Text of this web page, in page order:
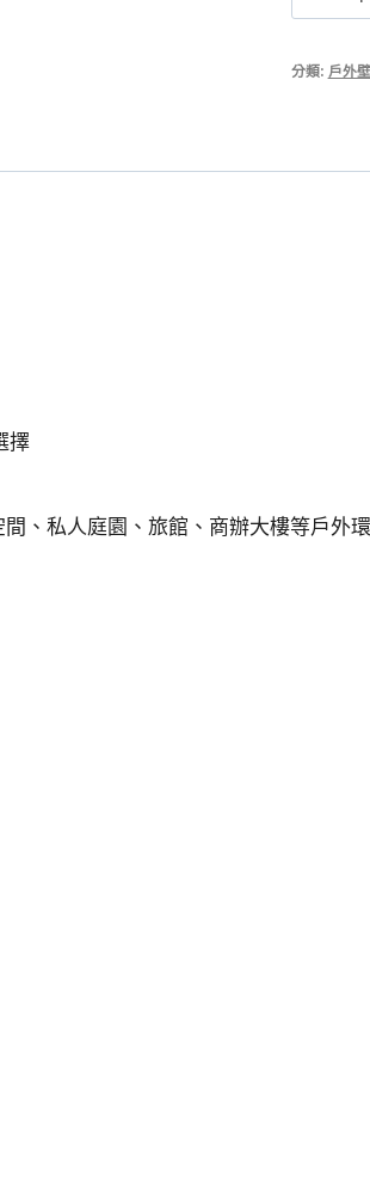
S2
室
燈/
分類: 戶外
擇
、私人庭園、旅館、商辦大樓等戶外環